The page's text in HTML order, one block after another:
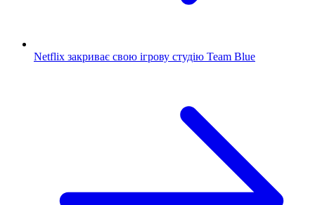
Netflix закриває свою ігрову студію Team Blue